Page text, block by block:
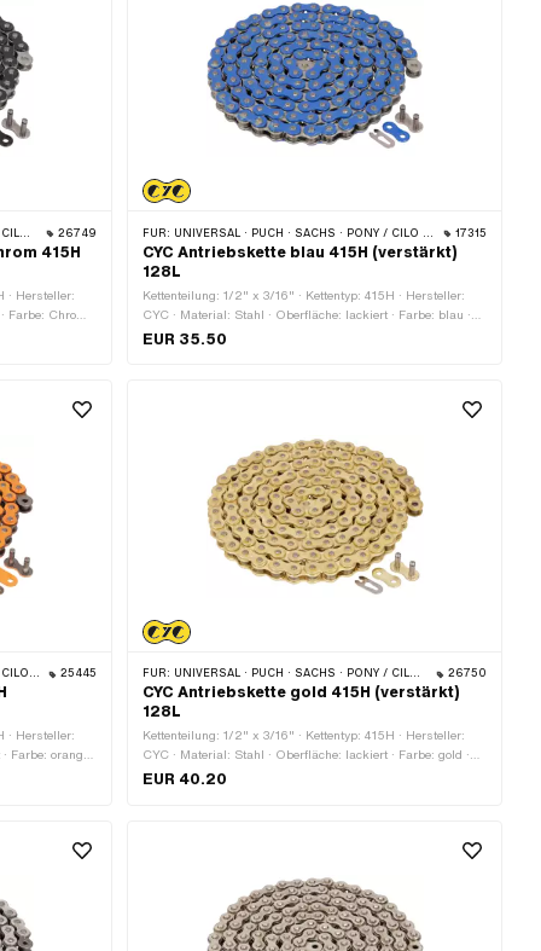
BIKE 26749
415H
· Hersteller:
Chrom ·
·
FÜR: UNIVERSAL · PUCH · SACHS · PONY / CILO (BETA 521 & 512) · ZÜNDAPP BELMONDO · TOMOS · BYE BIKE 17315
CYC Antriebskette blau 415H (verstärkt)
128L
Kettenteilung: 1/2" x 3/16" · Kettentyp: 415H · Hersteller:
CYC · Material: Stahl · Oberfläche: lackiert · Farbe: blau ·
Anzahl Kettenglieder: 128 Stk. · Abrollumfang: 1626 mm ·
EUR 35.50
· BYE BIKE 25445
· Hersteller:
Farbe: orange
1626 mm ·
FÜR: UNIVERSAL · PUCH · SACHS · PONY / CILO (BETA 521 & 512) · ZÜNDAPP BELMONDO · TOMOS · BYE BIKE 26750
CYC Antriebskette gold 415H (verstärkt)
128L
Kettenteilung: 1/2" x 3/16" · Kettentyp: 415H · Hersteller:
CYC · Material: Stahl · Oberfläche: lackiert · Farbe: gold ·
Anzahl Kettenglieder: 128 Stk. · Abrollumfang: 1626 mm ·
EUR 40.20